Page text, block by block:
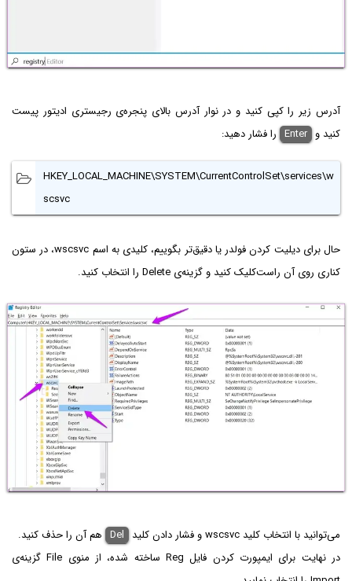
آدرس زیر را کپی کنید و در نوار آدرس بالای پنجره‌ی رجیستری ادیتور پیست
کنید و Enter را فشار دهید:
HKEY_LOCAL_MACHINE\SYSTEM\CurrentControlSet\services\w
scsvc
حال برای دیلیت کردن فولدر یا دقیق‌تر بگوییم، کلیدی به اسم wscsvc، در ستون
کناری روی آن راست‌کلیک کنید و گزینه‌ی Delete را انتخاب کنید.
می‌توانید با انتخاب کلید wscsvc و فشار دادن کلید Del هم آن را حذف کنید.
در نهایت برای ایمپورت کردن فایل Reg ساخته شده، از منوی File گزینه‌ی